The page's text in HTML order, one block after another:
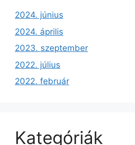
2024. június
2024. április
2023. szeptember
2022. július
2022. február
Kategóriák